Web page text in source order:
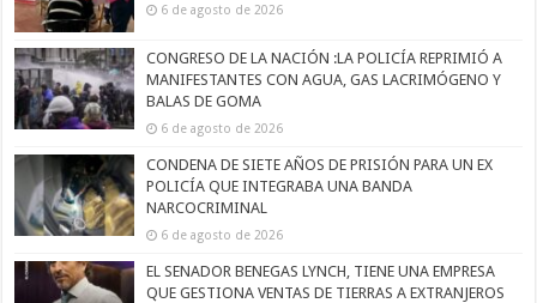
6 de agosto de 2026
CONGRESO DE LA NACIÓN :LA POLICÍA REPRIMIÓ A
MANIFESTANTES CON AGUA, GAS LACRIMÓGENO Y
BALAS DE GOMA
6 de agosto de 2026
CONDENA DE SIETE AÑOS DE PRISIÓN PARA UN EX
POLICÍA QUE INTEGRABA UNA BANDA
NARCOCRIMINAL
6 de agosto de 2026
EL SENADOR BENEGAS LYNCH, TIENE UNA EMPRESA
QUE GESTIONA VENTAS DE TIERRAS A EXTRANJEROS